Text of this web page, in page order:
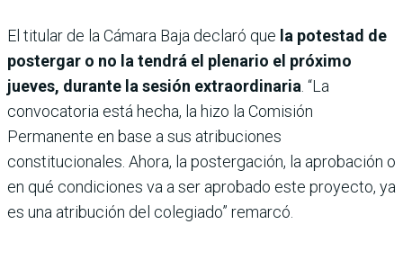
El titular de la Cámara Baja declaró que la potestad de
postergar o no la tendrá el plenario el próximo
jueves, durante la sesión extraordinaria . “La
convocatoria está hecha, la hizo la Comisión
Permanente en base a sus atribuciones
constitucionales. Ahora, la postergación, la aprobación o
en qué condiciones va a ser aprobado este proyecto, ya
es una atribución del colegiado” remarcó.